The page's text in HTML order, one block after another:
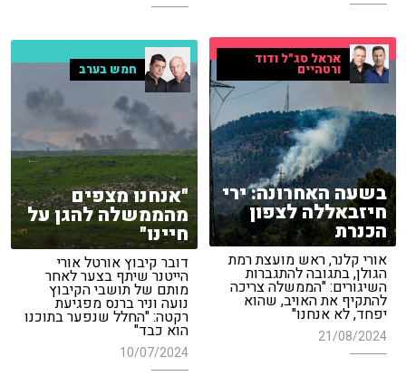
אראל סג"ל ודוד
ורטהיים
בשעה האחרונה: ירי
חיזבאללה לצפון
הכנרת
אורי קלנר, ראש מועצת רמת
הגולן, בתגובה להתגברות
השיגורים: "הממשלה צריכה
להתקיף את האויב, שהוא
יפחד, לא אנחנו"
21/08/2024
חמש בערב
"אנחנו מצפים
מהממשלה להגן על
חיינו"
דובר קיבוץ אורטל אורי
הייטנר שיתף בצער לאחר
מותם של תושבי הקיבוץ
נועה וניר ברנס מפגיעת
רקטה: "החלל שנפער בתוכנו
הוא כבד"
10/07/2024